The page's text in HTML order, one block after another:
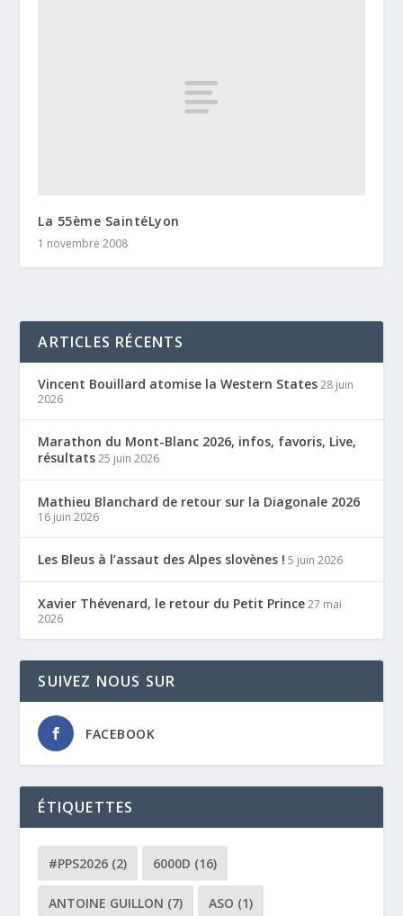
La 55ème SaintéLyon
1 novembre 2008
ARTICLES RÉCENTS
Vincent Bouillard atomise la Western States 28 juin
2026
Marathon du Mont-Blanc 2026, infos, favoris, Live,
résultats 25 juin 2026
Mathieu Blanchard de retour sur la Diagonale 2026
16 juin 2026
Les Bleus à l’assaut des Alpes slovènes ! 5 juin 2026
Xavier Thévenard, le retour du Petit Prince 27 mai
2026
SUIVEZ NOUS SUR
FACEBOOK
ÉTIQUETTES
#PPS2026 (2) 6000D (16)
ANTOINE GUILLON (7) ASO (1)